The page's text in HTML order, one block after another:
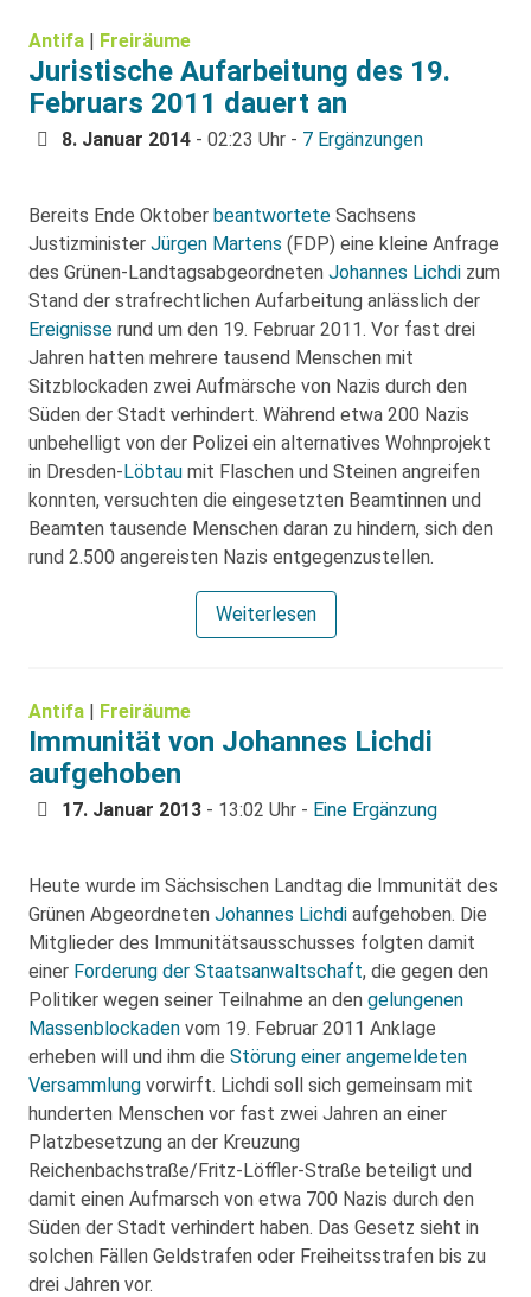
Antifa | Freiräume
Juristische Aufarbeitung des 19.
Februars 2011 dauert an
8. Januar 2014 - 02:23 Uhr - 7 Ergänzungen
Bereits Ende Oktober beantwortete Sachsens
Justizminister Jürgen Martens (FDP) eine kleine Anfrage
des Grünen-Landtagsabgeordneten Johannes Lichdi zum
Stand der strafrechtlichen Aufarbeitung anlässlich der
Ereignisse rund um den 19. Februar 2011. Vor fast drei
Jahren hatten mehrere tausend Menschen mit
Sitzblockaden zwei Aufmärsche von Nazis durch den
Süden der Stadt verhindert. Während etwa 200 Nazis
unbehelligt von der Polizei ein alternatives Wohnprojekt
in Dresden-Löbtau mit Flaschen und Steinen angreifen
konnten, versuchten die eingesetzten Beamtinnen und
Beamten tausende Menschen daran zu hindern, sich den
rund 2.500 angereisten Nazis entgegenzustellen.
Weiterlesen
Antifa | Freiräume
Immunität von Johannes Lichdi
aufgehoben
17. Januar 2013 - 13:02 Uhr - Eine Ergänzung
Heute wurde im Sächsischen Landtag die Immunität des
Grünen Abgeordneten Johannes Lichdi aufgehoben. Die
Mitglieder des Immunitätsausschusses folgten damit
einer Forderung der Staatsanwaltschaft, die gegen den
Politiker wegen seiner Teilnahme an den gelungenen
Massenblockaden vom 19. Februar 2011 Anklage
erheben will und ihm die Störung einer angemeldeten
Versammlung vorwirft. Lichdi soll sich gemeinsam mit
hunderten Menschen vor fast zwei Jahren an einer
Platzbesetzung an der Kreuzung
Reichenbachstraße/Fritz-Löffler-Straße beteiligt und
damit einen Aufmarsch von etwa 700 Nazis durch den
Süden der Stadt verhindert haben. Das Gesetz sieht in
solchen Fällen Geldstrafen oder Freiheitsstrafen bis zu
drei Jahren vor.